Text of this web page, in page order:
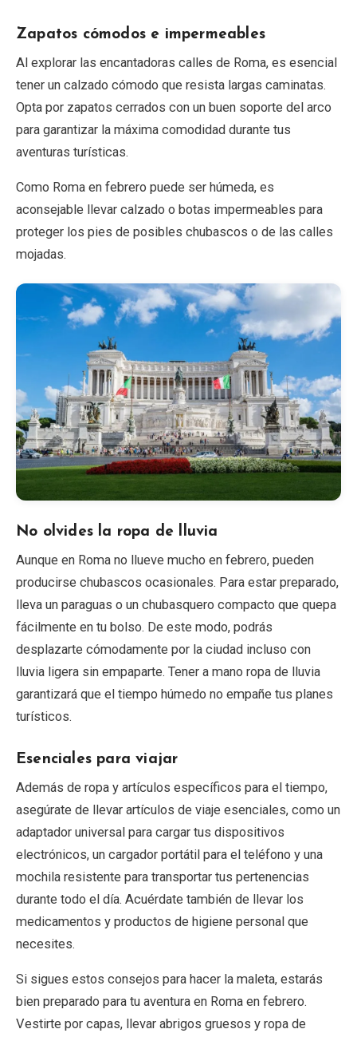
Zapatos cómodos e impermeables
Al explorar las encantadoras calles de Roma, es esencial
tener un calzado cómodo que resista largas caminatas.
Opta por zapatos cerrados con un buen soporte del arco
para garantizar la máxima comodidad durante tus
aventuras turísticas.
Como Roma en febrero puede ser húmeda, es
aconsejable llevar calzado o botas impermeables para
proteger los pies de posibles chubascos o de las calles
mojadas.
No olvides la ropa de lluvia
Aunque en Roma no llueve mucho en febrero, pueden
producirse chubascos ocasionales. Para estar preparado,
lleva un paraguas o un chubasquero compacto que quepa
fácilmente en tu bolso. De este modo, podrás
desplazarte cómodamente por la ciudad incluso con
lluvia ligera sin empaparte. Tener a mano ropa de lluvia
garantizará que el tiempo húmedo no empañe tus planes
turísticos.
Esenciales para viajar
Además de ropa y artículos específicos para el tiempo,
asegúrate de llevar artículos de viaje esenciales, como un
adaptador universal para cargar tus dispositivos
electrónicos, un cargador portátil para el teléfono y una
mochila resistente para transportar tus pertenencias
durante todo el día. Acuérdate también de llevar los
medicamentos y productos de higiene personal que
necesites.
Si sigues estos consejos para hacer la maleta, estarás
bien preparado para tu aventura en Roma en febrero.
Vestirte por capas, llevar abrigos gruesos y ropa de